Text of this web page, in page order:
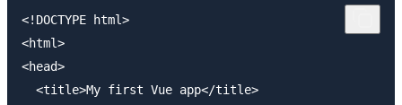
<!DOCTYPE html>
<html>
<head>
  <title>My first Vue app</title>